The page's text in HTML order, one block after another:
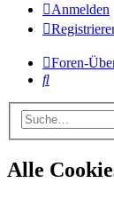
Anmelden
Foren-
Suche
Alle